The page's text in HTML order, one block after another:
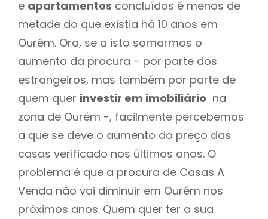
e apartamentos concluídos é menos de
metade do que existia há 10 anos em
Ourém. Ora, se a isto somarmos o
aumento da procura – por parte dos
estrangeiros, mas também por parte de
quem quer investir em imobiliário na
zona de Ourém -, facilmente percebemos
a que se deve o aumento do preço das
casas verificado nos últimos anos. O
problema é que a procura de Casas A
Venda não vai diminuir em Ourém nos
próximos anos. Quem quer ter a sua